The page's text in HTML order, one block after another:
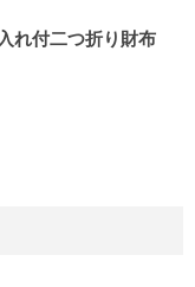
れ付二つ折り財布